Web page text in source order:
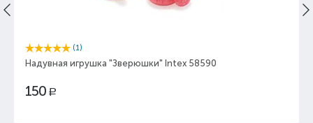
(1)
Надувная игрушка "Зверюшки" Intex 58590
150 Р